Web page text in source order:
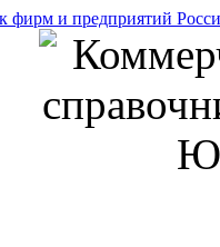
фирм и предприятий